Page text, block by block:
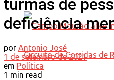
turmas de
deficiência
por Antonio José
1 de setembro de 2021
em Política
1 min read